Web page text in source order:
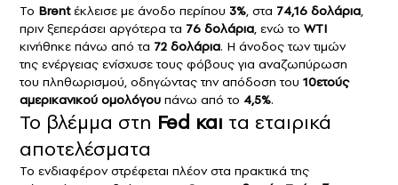
Το Brentέκλεισε με άνοδο περίπου 3%, στα 74,16 δολάρια,
πριν ξεπεράσει αργότερα τα 76 δολάρια, ενώ το WTI
κινήθηκε πάνω από τα 72 δολάρια. Η άνοδος των τιμών
της ενέργειας ενίσχυσε τους φόβους για αναζωπύρωση
του πληθωρισμού, οδηγώντας την απόδοση του 10ετούς
αμερικανικού ομολόγου πάνω από το 4,5%.
Το βλέμμα στη Fed και τα εταιρικά
αποτελέσματα
Το ενδιαφέρον στρέφεται πλέον στα πρακτικά της